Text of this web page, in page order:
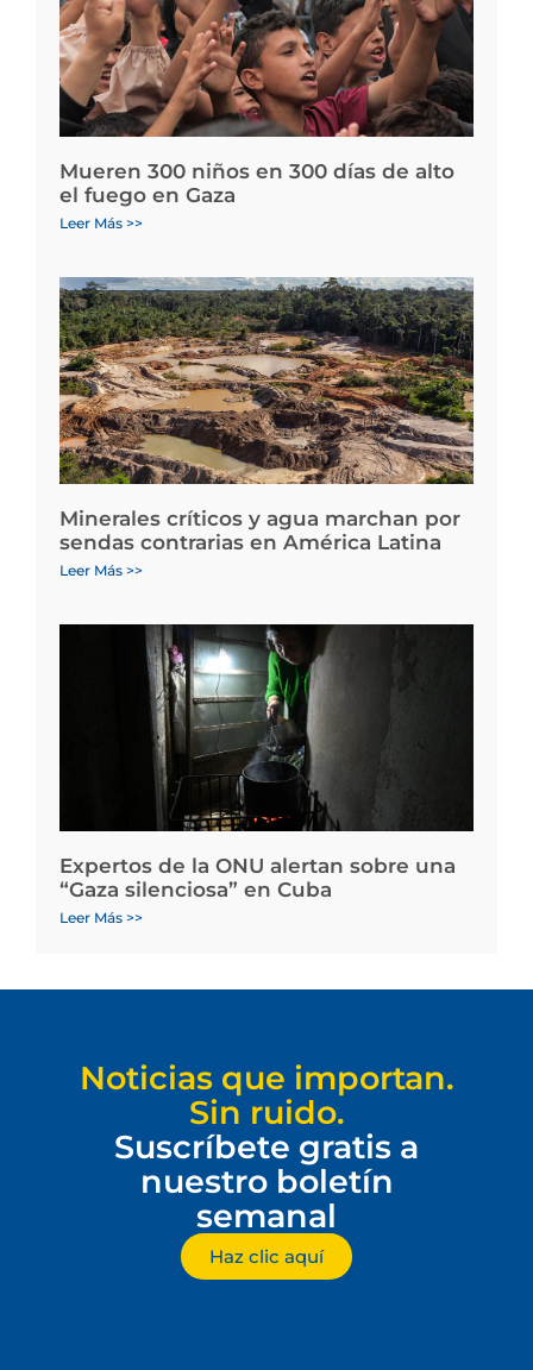
Mueren 300 niños en 300 días de alto
el fuego en Gaza
Leer Más >>
Minerales críticos y agua marchan por
sendas contrarias en América Latina
Leer Más >>
Expertos de la ONU alertan sobre una
“Gaza silenciosa” en Cuba
Leer Más >>
Noticias que importan.
Sin ruido.
Suscríbete gratis a
nuestro boletín
semanal
Haz clic aquí